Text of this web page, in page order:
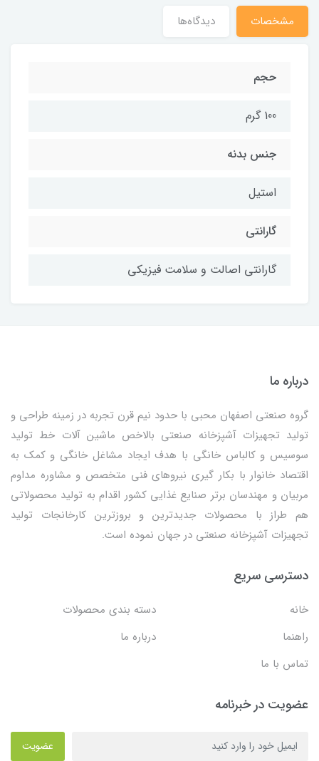
مشخصات دیدگاه‌ها
حجم
100 گرم
جنس بدنه
استیل
گارانتی
گارانتی اصالت و سلامت فیزیکی
درباره ما
گروه صنعتی اصفهان محبی با حدود نیم قرن تجربه در زمینه طراحی و
تولید تجهیزات آشپزخانه صنعتی بالاخص ماشین آلات خط تولید
سوسیس و کالباس خانگی با هدف ایجاد مشاغل خانگی و کمک به
اقتصاد خانوار با بکار گیری نیروهای فنی متخصص و مشاوره مداوم
مربیان و مهندسان برتر صنایع غذایی کشور اقدام به تولید محصولاتی
هم طراز با محصولات جدیدترین و بروزترین کارخانجات تولید
تجهیزات آشپزخانه صنعتی در جهان نموده است.
دسترسی سریع
خانه
دسته بندی محصولات
راهنما
درباره ما
تماس با ما
عضویت در خبرنامه
عضویت